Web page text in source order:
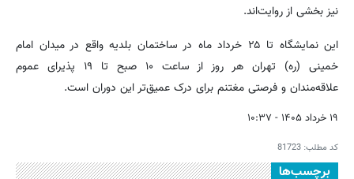
نیز بخشی از روایت‌اند.
این نمایشگاه تا ۲۵ خرداد ماه در ساختمان بلدیه واقع در میدان امام
خمینی (ره) تهران هر روز از ساعت ۱۰ صبح تا ۱۹ پذیرای عموم
علاقه‌مندان و فرصتی مغتنم برای درک عمیق‌تر این دوران است.
۱۹ خرداد ۱۴۰۵ - ۱۰:۳۷
کد مطلب: 81723
برچسب‌ها